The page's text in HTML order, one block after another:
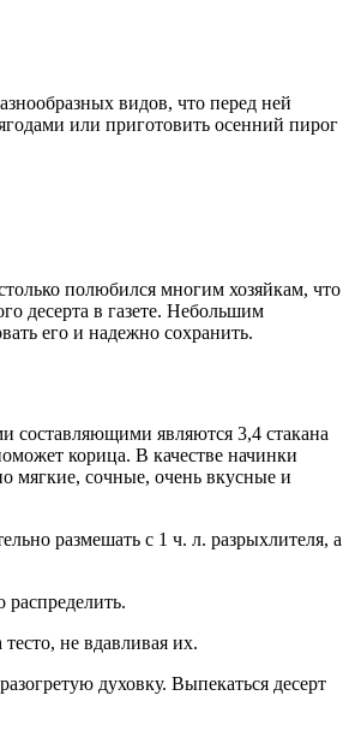
видов, что перед ней
или приготовить осенний пирог
полюбился многим хозяйкам, что
десерта в газете. Небольшим
его и надежно сохранить.
составляющими являются 3,4 стакана
корица. В качестве начинки
мягкие, сочные, очень вкусные и
размешать с 1 ч. л. разрыхлителя, а
не вдавливая их.
духовку. Выпекаться десерт